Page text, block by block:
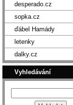
desperado.cz
sopka.cz
ďábel Hamády
letenky
dalky.cz
Vyhledávání